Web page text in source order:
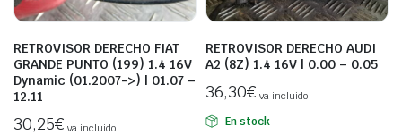
RETROVISOR DERECHO FIAT
GRANDE PUNTO (199) 1.4 16V
Dynamic (01.2007->) | 01.07 –
12.11
30,25€Iva incluido
RETROVISOR DERECHO AUDI
A2 (8Z) 1.4 16V | 0.00 – 0.05
36,30€Iva incluido
En stock